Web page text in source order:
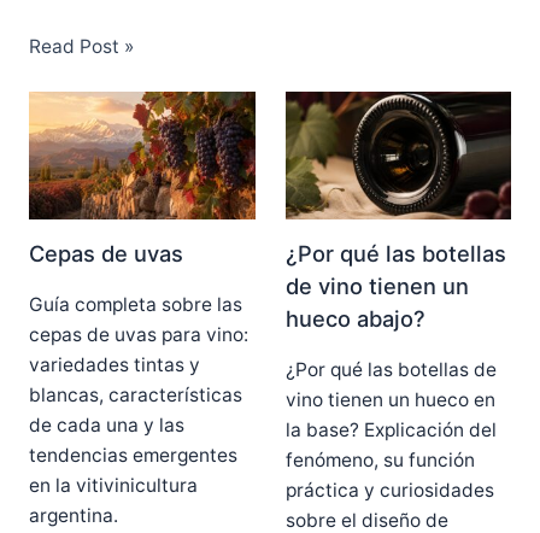
Read Post »
Cepas de uvas
Guía completa sobre las
cepas de uvas para vino:
variedades tintas y
blancas, características
de cada una y las
tendencias emergentes
en la vitivinicultura
argentina.
¿Por qué las botellas
de vino tienen un
hueco abajo?
¿Por qué las botellas de
vino tienen un hueco en
la base? Explicación del
fenómeno, su función
práctica y curiosidades
sobre el diseño de